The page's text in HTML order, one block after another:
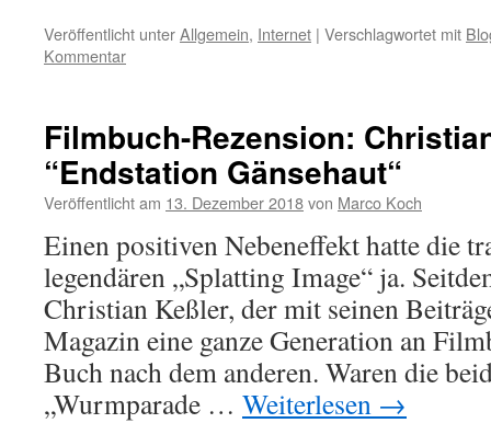
Veröffentlicht unterAllgemein, Internet | Verschlagwortet mit
Kommentar
Filmbuch-Rezension:
“Endstation Gänsehaut“
Veröffentlicht am 13. Dezember 2018von Marco Koch
Einen positiven Nebeneffekt hatte die
legendären „Splatting Image“ ja.
Christian Keßler, der mit seinen
Magazin eine ganze Generation an
Buch nach dem anderen. Waren die
„Wurmparade … Weiterlesen →